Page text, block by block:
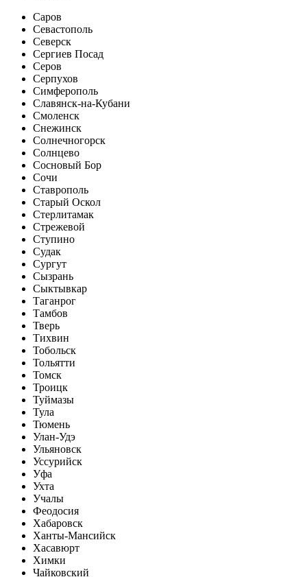
Саров
Севастополь
Северск
Сергиев Посад
Серов
Серпухов
Симферополь
Славянск-на-Кубани
Смоленск
Снежинск
Солнечногорск
Солнцево
Сосновый Бор
Сочи
Ставрополь
Старый Оскол
Стерлитамак
Стрежевой
Ступино
Судак
Сургут
Сызрань
Сыктывкар
Таганрог
Тамбов
Тверь
Тихвин
Тобольск
Тольятти
Томск
Троицк
Туймазы
Тула
Тюмень
Улан-Удэ
Ульяновск
Уссурийск
Уфа
Ухта
Учалы
Феодосия
Хабаровск
Ханты-Мансийск
Хасавюрт
Химки
Чайковский